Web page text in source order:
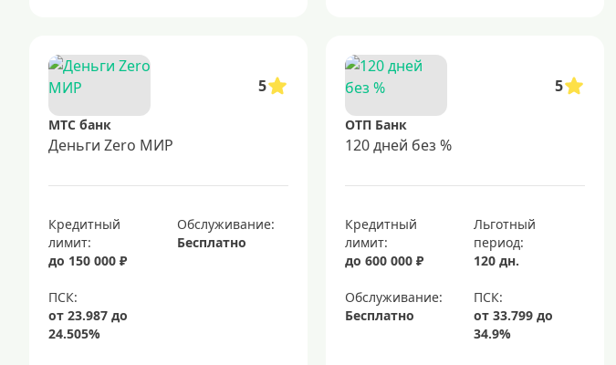
5
МТС банк
Деньги Zero МИР
Кредитный
лимит:
до 150 000 ₽
Обслуживание:
Бесплатно
5
ОТП Банк
120 дней без %
Кредитный
лимит:
до 600 000 ₽
Льготный
период:
120 дн.
Обслуживание:
Бесплатно